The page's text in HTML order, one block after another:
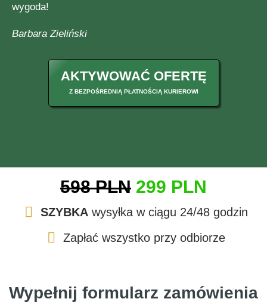
wygoda!
Barbara Zieliński
AKTYWOWAĆ OFERTĘ
Z BEZPOŚREDNIĄ PŁATNOŚCIĄ KURIEROWI
598 PLN 299 PLN
SZYBKAwysyłka w ciągu 24/48 godzin
Zapłać wszystko przy odbiorze
Wypełnij formularz zamówienia